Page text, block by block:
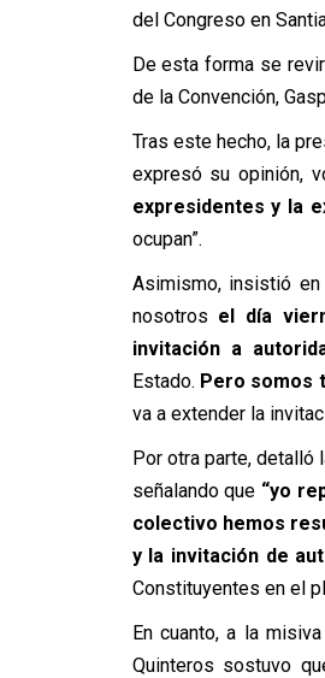
del Congreso en
De esta forma se
de la Convención,
Tras este hecho, la
expresó su opinión,
expresidentes y la
ocupan”.
Asimismo, insistió
nosotros el día
invitación a
Estado. Pero somos
va a extender la
Por otra parte, detalló
señalando que “yo
colectivo hemos
y la invitación de
Constituyentes en el
En cuanto, a la
Quinteros sostuvo